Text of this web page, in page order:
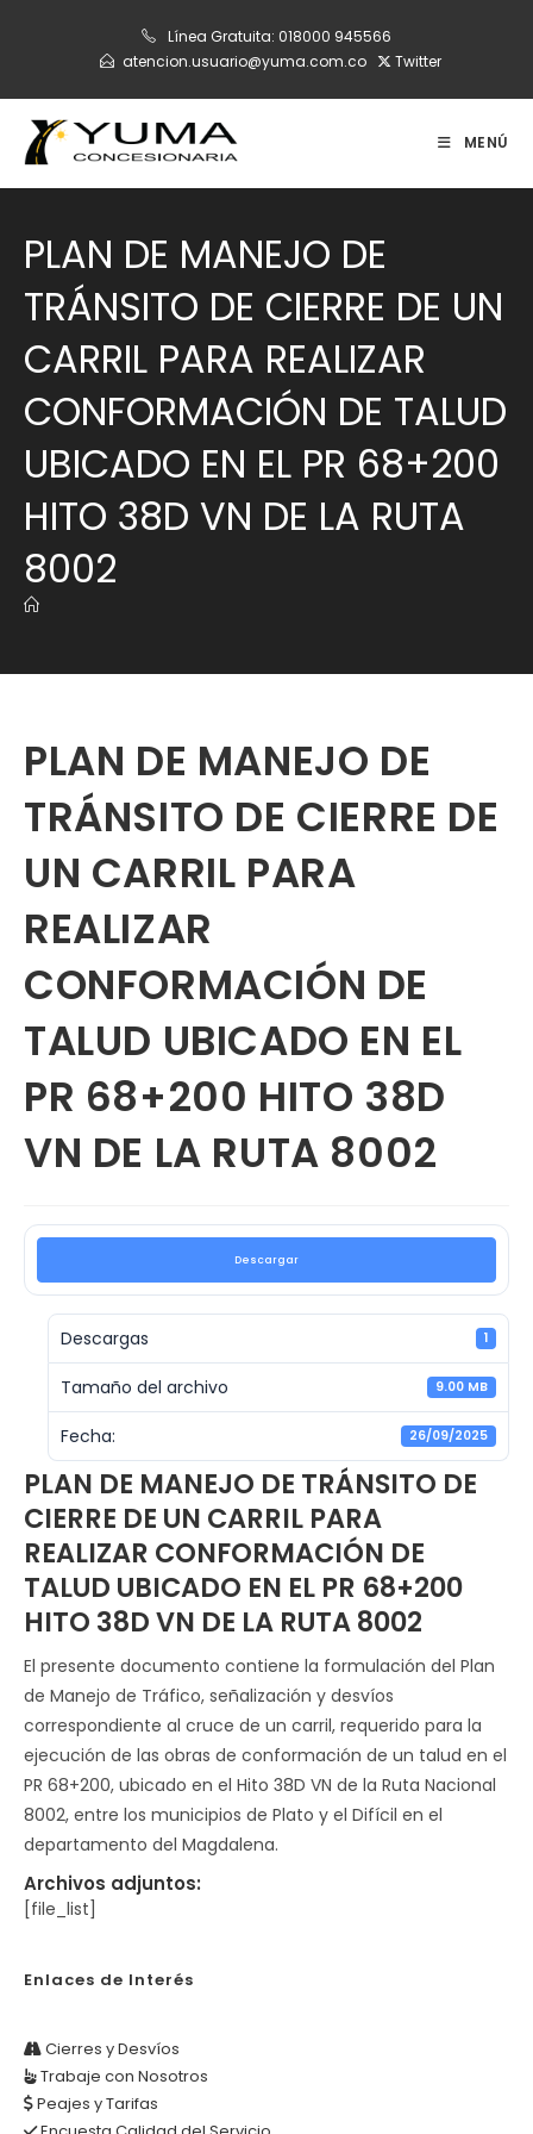
Línea Gratuita: 018000 945566
atencion.usuario@yuma.com.co
Twitter
MENÚ
PLAN DE MANEJO DE
TRÁNSITO DE CIERRE DE UN
CARRIL PARA REALIZAR
CONFORMACIÓN DE TALUD
UBICADO EN EL PR 68+200
HITO 38D VN DE LA RUTA
8002
PLAN DE MANEJO DE
TRÁNSITO DE CIERRE DE
UN CARRIL PARA
REALIZAR
CONFORMACIÓN DE
TALUD UBICADO EN EL
PR 68+200 HITO 38D
VN DE LA RUTA 8002
Descargar
Descargas 1
Tamaño del archivo 9.00 MB
Fecha: 26/09/2025
PLAN DE MANEJO DE TRÁNSITO DE
CIERRE DE UN CARRIL PARA
REALIZAR CONFORMACIÓN DE
TALUD UBICADO EN EL PR 68+200
HITO 38D VN DE LA RUTA 8002
El presente documento contiene la formulación del Plan
de Manejo de Tráfico, señalización y desvíos
correspondiente al cruce de un carril, requerido para la
ejecución de las obras de conformación de un talud en el
PR 68+200, ubicado en el Hito 38D VN de la Ruta Nacional
8002, entre los municipios de Plato y el Difícil en el
departamento del Magdalena.
Archivos adjuntos:
[file_list]
Enlaces de Interés
Cierres y Desvíos
Trabaje con Nosotros
Peajes y Tarifas